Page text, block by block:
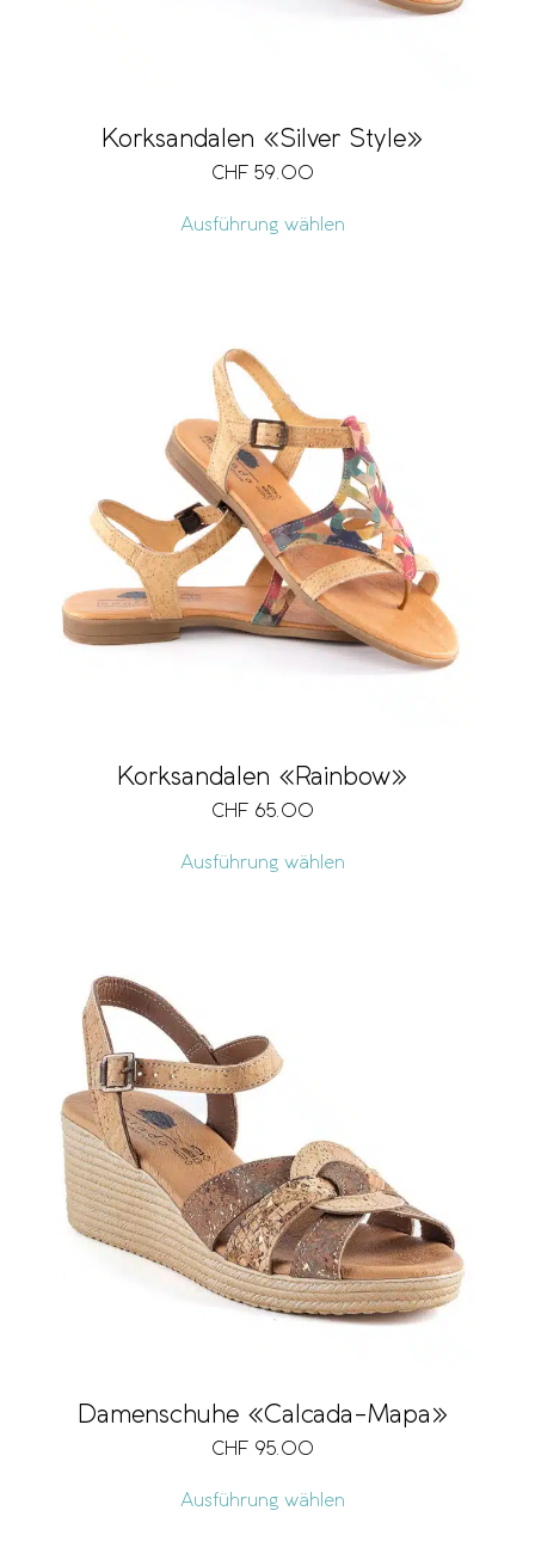
Korksandalen «Silver Style»
CHF 59.00
Ausführung wählen
Korksandalen «Rainbow»
CHF 65.00
Ausführung wählen
Damenschuhe «Calcada-Mapa»
CHF 95.00
Ausführung wählen